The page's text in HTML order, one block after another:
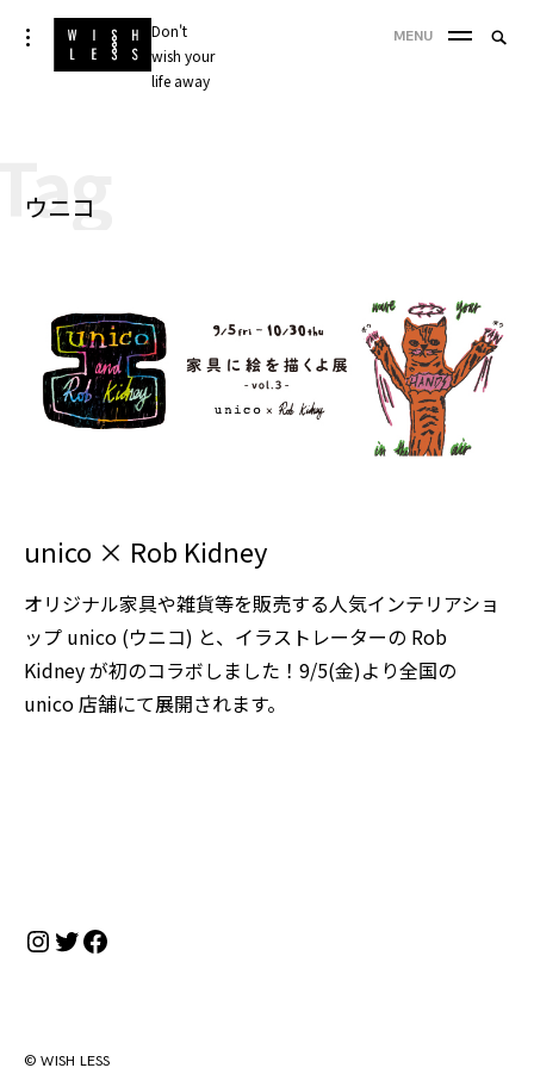
Skip
to
Don't
wish your
life away
toggle
open/close
sidebar
MENU
ウニコ
unico × Rob Kidney
オリジナル家具や雑貨等を販売する人気インテリアショ
ップ unico (ウニコ) と、イラストレーターの Rob
Kidney が初のコラボしました！9/5(金)より全国の
unico 店舗にて展開されます。
Instagram
Twitter
Facebook
© WISH LESS